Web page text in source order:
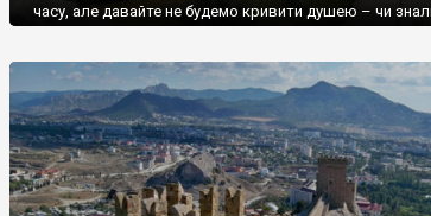
часу, але давайте не будемо кривити душею – чи